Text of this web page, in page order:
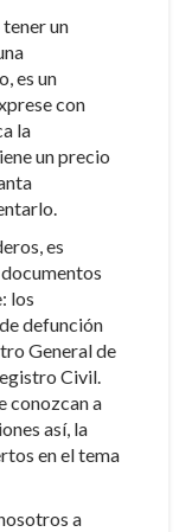
un
es un
con
la
un precio
es
los
defunción
General de
Civil.
conozcan a
así, la
en el tema
a